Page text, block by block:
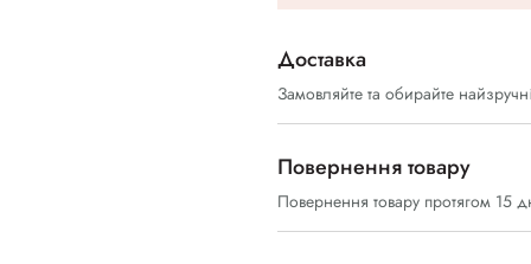
Доставка
Замовляйте та обирайте
Повернення товару
Повернення товару протягом 15